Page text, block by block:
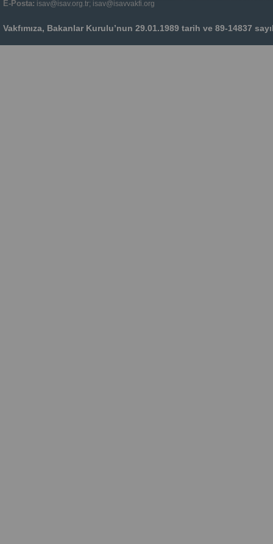
E-Posta: isav@isav.org.tr; isav@isavvakfi.org
Vakfımıza, Bakanlar Kurulu’nun 29.01.1989 tarih ve 89-14837